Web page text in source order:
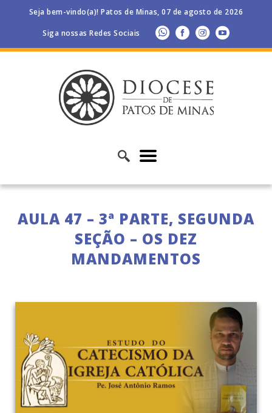
Seja bem-vindo(a)! Patos de Minas, 07 de agosto de 2026
Siga nossas Redes Sociais
AULA 47 – 3ª PARTE, SEGUNDA
SEÇÃO – OS DEZ
MANDAMENTOS